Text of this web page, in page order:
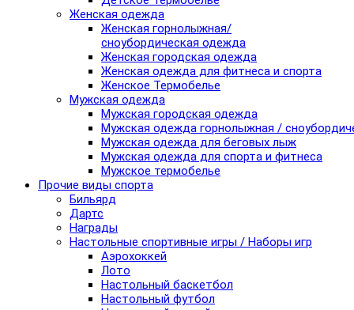
Женская одежда
Женская горнолыжная/
сноубордическая одежда
Женская городская одежда
Женская одежда для фитнеса и спорта
Женское Термобелье
Мужская одежда
Мужская городская одежда
Мужская одежда горнолыжная /
Мужская одежда для беговых лыж
Мужская одежда для спорта и фитнеса
Мужское термобелье
Прочие виды спорта
Бильярд
Дартс
Награды
Настольные спортивные игры / Наборы игр
Аэрохоккей
Лото
Настольный баскетбол
Настольный футбол